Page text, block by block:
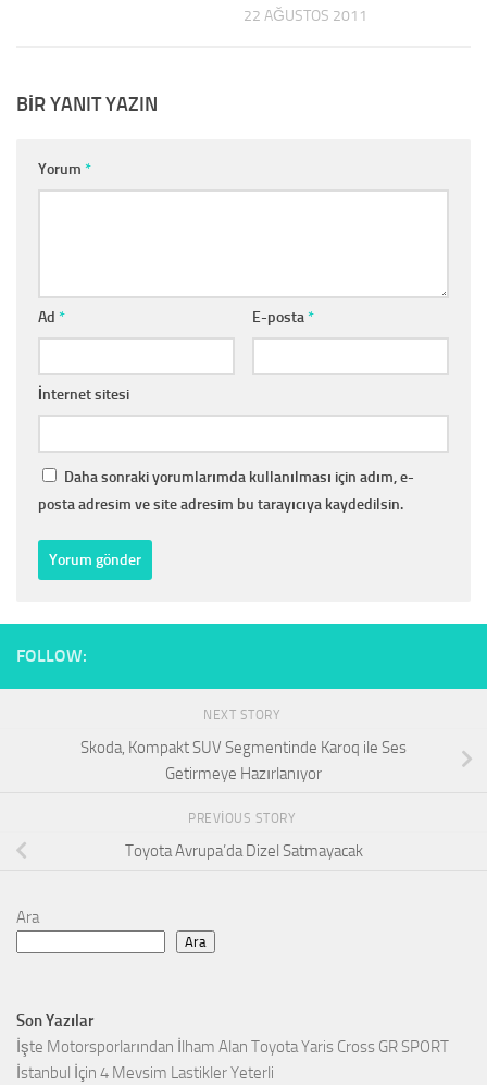
22 AĞUSTOS 2011
BIR YANIT YAZIN
Yorum *
Ad * E-posta*
İnternet sitesi
Daha sonraki yorumlarımda kullanılması için adım, e-
posta adresim ve site adresim bu tarayıcıya kaydedilsin.
FOLLOW:
NEXT STORY
Skoda, Kompakt SUV Segmentinde Karoq ile Ses
Getirmeye Hazırlanıyor
PREVIOUS STORY
Toyota Avrupa’da Dizel Satmayacak
Ara
Ara
Son Yazılar
İşte Motorsporlarından İlham Alan Toyota Yaris Cross GR SPORT
İstanbul İçin 4 Mevsim Lastikler Yeterli